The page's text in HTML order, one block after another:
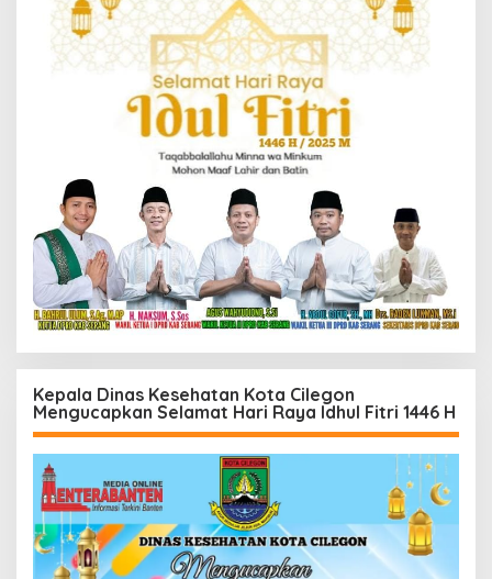
Kepala Dinas Kesehatan Kota Cilegon
Mengucapkan Selamat Hari Raya Idhul Fitri 1446 H